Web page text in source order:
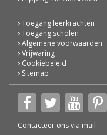
Toegang leerkrachten
Toegang scholen
Algemene voorwaarden
Vrijwaring
Cookiebeleid
Sitemap
Contacteer ons via mail